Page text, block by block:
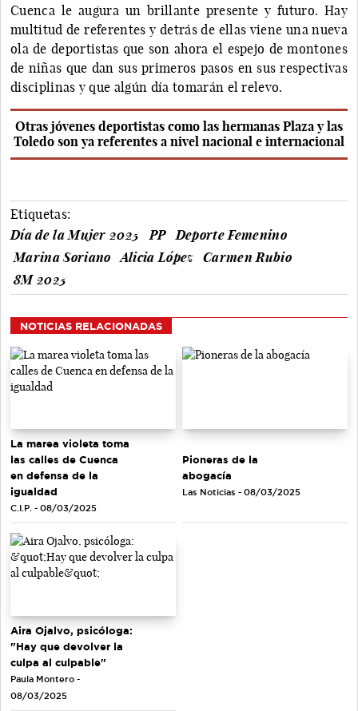
Cuenca le augura un brillante presente y futuro. Hay
multitud de referentes y detrás de ellas viene una nueva
ola de deportistas que son ahora el espejo de montones
de niñas que dan sus primeros pasos en sus respectivas
disciplinas y que algún día tomarán el relevo.
Otras jóvenes deportistas como las hermanas Plaza y las
Toledo son ya referentes a nivel nacional e internacional
Etiquetas:
Día de la Mujer 2025
PP
Deporte Femenino
Marina Soriano
Alicia López
Carmen Rubio
8M 2025
NOTICIAS RELACIONADAS
La marea violeta toma
las calles de Cuenca
en defensa de la
igualdad
C.I.P. - 08/03/2025
Pioneras de la
abogacía
Las Noticias - 08/03/2025
Aira Ojalvo, psicóloga:
"Hay que devolver la
culpa al culpable"
Paula Montero -
08/03/2025